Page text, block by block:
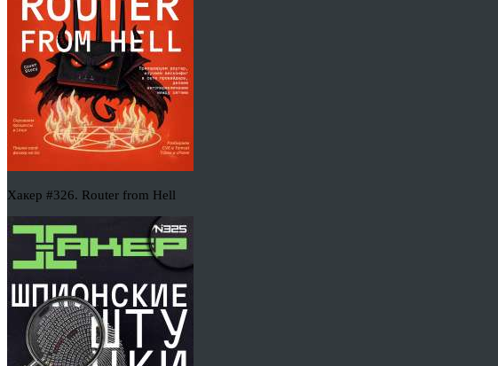
Хакер #326. Router from Hell